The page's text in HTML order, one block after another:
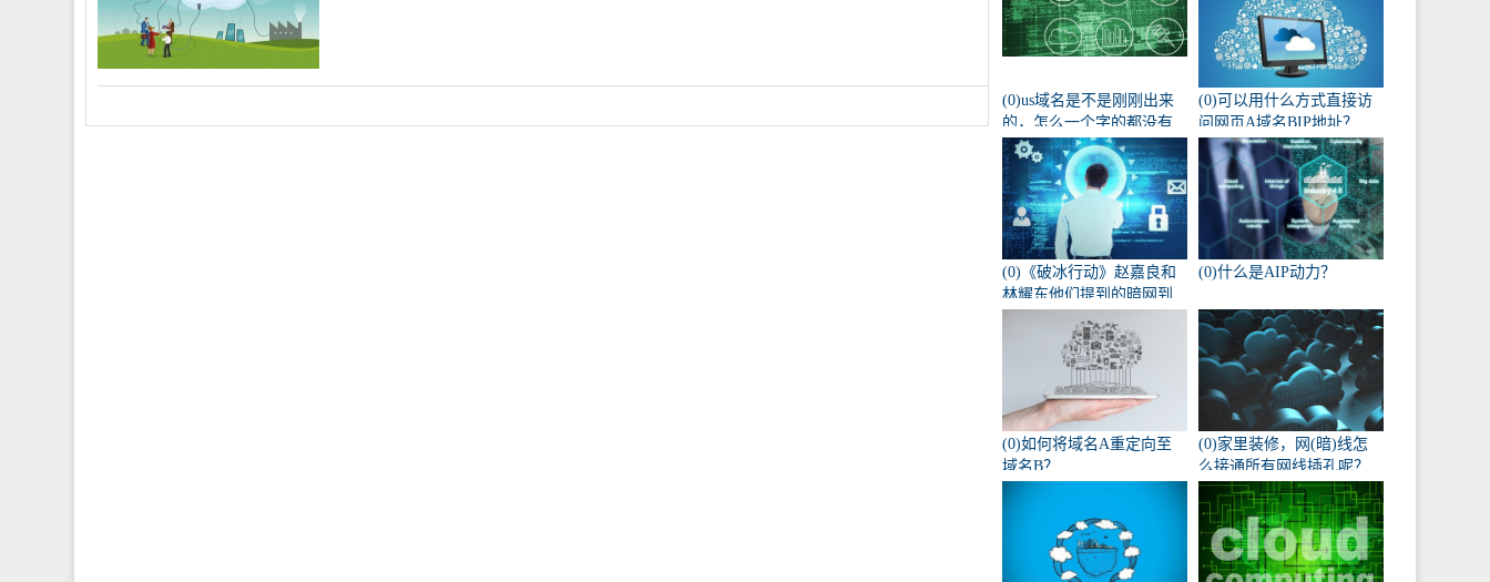
(0)us域名是不是刚刚出来
的，怎么一个字的都没有
人注册阿？
(0)可以用什么方式直接访
问网页A域名BIP地址？
(0)《破冰行动》赵嘉良和
林耀东他们提到的暗网到
(0)什么是AIP动力？
(0)如何将域名A重定向至
域名B？
(0)家里装修，网(暗)线怎
么接通所有网线插孔呢？